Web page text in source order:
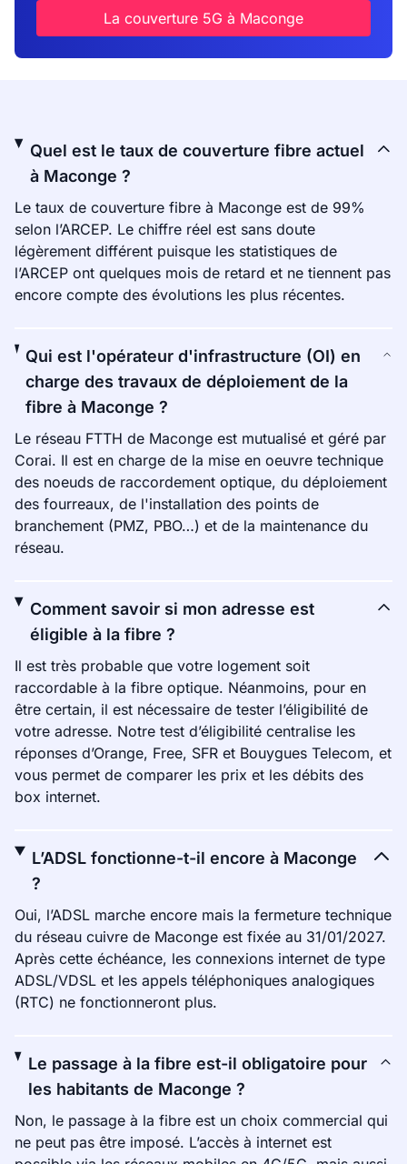
La couverture 5G à Maconge
Quel est le taux de couverture fibre actuel
à Maconge ?
Le taux de couverture fibre à Maconge est de 99%
selon l’ARCEP. Le chiffre réel est sans doute
légèrement différent puisque les statistiques de
l’ARCEP ont quelques mois de retard et ne tiennent pas
encore compte des évolutions les plus récentes.
Qui est l'opérateur d'infrastructure (OI) en
charge des travaux de déploiement de la
fibre à Maconge ?
Le réseau FTTH de Maconge est mutualisé et géré par
Corai. Il est en charge de la mise en oeuvre technique
des noeuds de raccordement optique, du déploiement
des fourreaux, de l'installation des points de
branchement (PMZ, PBO…) et de la maintenance du
réseau.
Comment savoir si mon adresse est
éligible à la fibre ?
Il est très probable que votre logement soit
raccordable à la fibre optique. Néanmoins, pour en
être certain, il est nécessaire de tester l’éligibilité de
votre adresse. Notre test d’éligibilité centralise les
réponses d’Orange, Free, SFR et Bouygues Telecom, et
vous permet de comparer les prix et les débits des
box internet.
L’ADSL fonctionne-t-il encore à Maconge
?
Oui, l’ADSL marche encore mais la fermeture technique
du réseau cuivre de Maconge est fixée au 31/01/2027.
Après cette échéance, les connexions internet de type
ADSL/VDSL et les appels téléphoniques analogiques
(RTC) ne fonctionneront plus.
Le passage à la fibre est-il obligatoire pour
les habitants de Maconge ?
Non, le passage à la fibre est un choix commercial qui
ne peut pas être imposé. L’accès à internet est